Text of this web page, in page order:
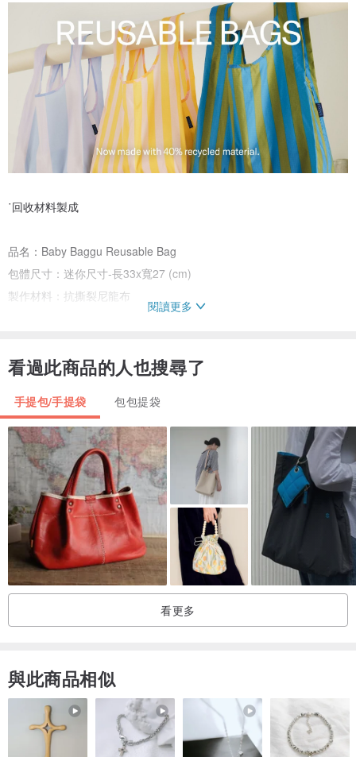
˙回收材料製成
品名：Baby Baggu Reusable Bag
包體尺寸：迷你尺寸-長33x寬27 (cm)
製作材料：抗撕裂尼龍布
晾乾，勿直曬太陽。
品牌介紹 /
創立於紐約，深耕自洛杉磯的時尚環保袋品牌 BAGGU
創辦人與母親一同設計打版剪裁後布料不會浪費的袋型，
於是摺疊後宛如一片吐司般的 BAGGU 袋正式誕生
原本的 BAGGU 只有素色包款，隨者品牌被廣大的消費者給接受後，
也開始推出獨家印花款式。
不論是 in house設計團隊或是邀請美國當地出色的畫家聯名
提著baggu袋除了是環保的選擇更成為街頭時尚的態度
環保回收帆布製成外出包等。
（賣場皆有販售）
Join The Baggu Family!! ☻
閱讀更多
看過此商品的人也搜尋了
手提包/手提袋 包包提袋
看更多
與此商品相似